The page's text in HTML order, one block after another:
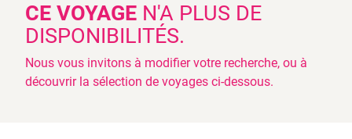
CE VOYAGE N'A PLUS DE
DISPONIBILITÉS.
Nous vous invitons à modifier votre recherche, ou à
découvrir la sélection de voyages ci-dessous.